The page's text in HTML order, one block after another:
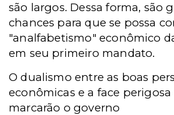
são largos. Dessa forma, são
chances para que se possa
"analfabetismo" econômico
em seu primeiro mandato.
O dualismo entre as boas
econômicas e a face
marcarão o governo